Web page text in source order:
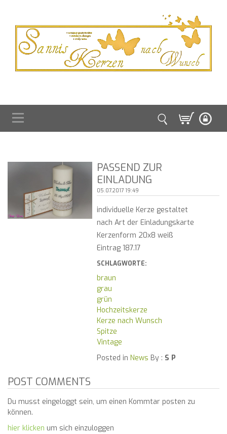
PASSEND ZUR
EINLADUNG
05.07.2017 19:49
individuelle Kerze gestaltet
nach Art der Einladungskarte
Kerzenform 20x8 weiß
Eintrag 187.17
SCHLAGWORTE:
braun
grau
grün
Hochzeitskerze
Kerze nach Wunsch
Spitze
Vintage
Posted in News By : S P
POST COMMENTS
Du musst eingeloggt sein, um einen Kommtar posten zu
können.
hier klicken um sich einzuloggen